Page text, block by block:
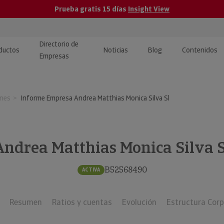
Prueba gratis 15 días Insight View
y ERP
· Recuperación de
Directorio de
Empresas
Noticias Blog Contenidos
y tutoriales
Investigada
Informe Empresa Andrea Matthias Monica Silva Sl
Matthias Monica Silva
ACTIVA B52568490
Resumen Ratios y cuentas Evolución Estructura